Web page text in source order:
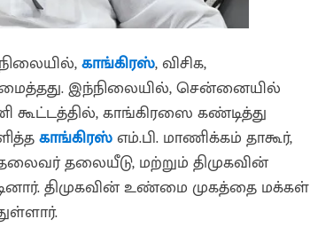
காங்கிரஸ், விசிக,
இந்நிலையில், சென்னையில்
காங்கிரஸை கண்டித்து
காங்கிரஸ்எம்.பி. மாணிக்கம் தாகூர்,
தலையீடு, மற்றும் திமுகவின்
திமுகவின் உண்மை முகத்தை மக்கள்